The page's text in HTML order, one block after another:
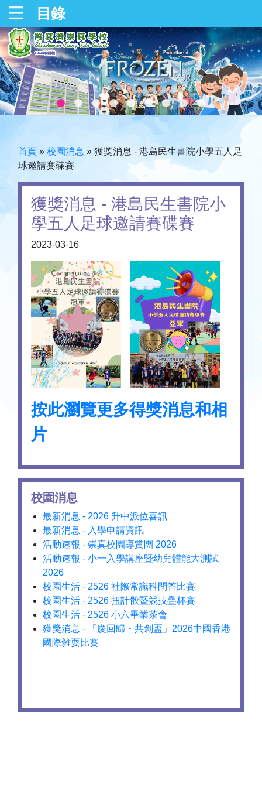
目錄
首頁 » 校園消息 » 獲獎消息 - 港島民生書院小學五人足
球邀請賽碟賽
獲獎消息 - 港島民生書院小
學五人足球邀請賽碟賽
2023-03-16
按此瀏覽更多得獎消息和相
片
校園消息
最新消息 - 2026 升中派位喜訊
最新消息 - 入學申請資訊
活動速報 - 崇真校園導賞團 2026
活動速報 - 小一入學講座暨幼兒體能大測試
2026
校園生活 - 2526 社際常識科問答比賽
校園生活 - 2526 扭計骰暨競技疊杯賽
校園生活 - 2526 小六畢業茶會
獲獎消息 - 「慶回歸・共創盃」2026中國香港
國際雜耍比賽